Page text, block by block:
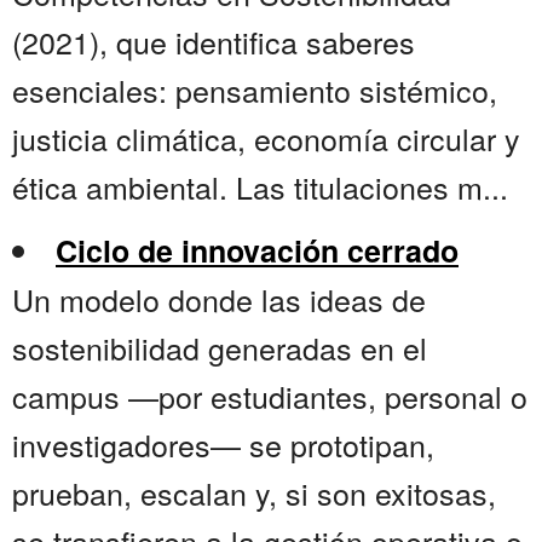
(2021), que identifica saberes
esenciales: pensamiento sistémico,
justicia climática, economía circular y
ética ambiental. Las titulaciones m...
Ciclo de innovación cerrado
Un modelo donde las ideas de
sostenibilidad generadas en el
campus —por estudiantes, personal o
investigadores— se prototipan,
prueban, escalan y, si son exitosas,